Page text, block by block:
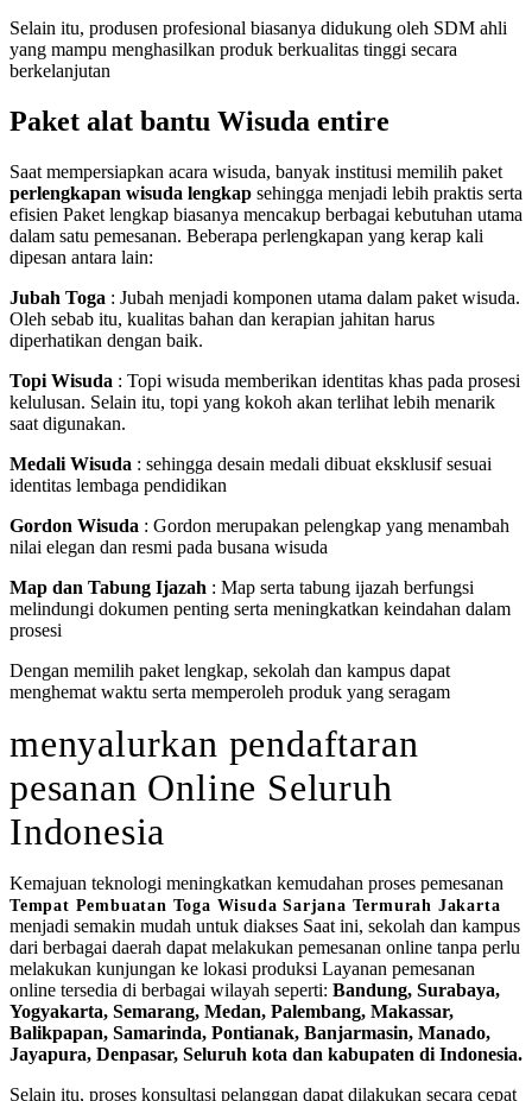
Selain itu, produsen profesional biasanya didukung oleh SDM ahli
yang mampu menghasilkan produk berkualitas tinggi secara
berkelanjutan
Paket alat bantu Wisuda entire
Saat mempersiapkan acara wisuda, banyak institusi memilih paket
perlengkapan wisuda lengkap sehingga menjadi lebih praktis serta
efisien Paket lengkap biasanya mencakup berbagai kebutuhan utama
dalam satu pemesanan. Beberapa perlengkapan yang kerap kali
dipesan antara lain:
Jubah Toga : Jubah menjadi komponen utama dalam paket wisuda.
Oleh sebab itu, kualitas bahan dan kerapian jahitan harus
diperhatikan dengan baik.
Topi Wisuda : Topi wisuda memberikan identitas khas pada prosesi
kelulusan. Selain itu, topi yang kokoh akan terlihat lebih menarik
saat digunakan.
Medali Wisuda : sehingga desain medali dibuat eksklusif sesuai
identitas lembaga pendidikan
Gordon Wisuda : Gordon merupakan pelengkap yang menambah
nilai elegan dan resmi pada busana wisuda
Map dan Tabung Ijazah : Map serta tabung ijazah berfungsi
melindungi dokumen penting serta meningkatkan keindahan dalam
prosesi
Dengan memilih paket lengkap, sekolah dan kampus dapat
menghemat waktu serta memperoleh produk yang seragam
menyalurkan pendaftaran
pesanan Online Seluruh
Indonesia
Kemajuan teknologi meningkatkan kemudahan proses pemesanan
Tempat Pembuatan Toga Wisuda Sarjana Termurah Jakarta
menjadi semakin mudah untuk diakses Saat ini, sekolah dan kampus
dari berbagai daerah dapat melakukan pemesanan online tanpa perlu
melakukan kunjungan ke lokasi produksi Layanan pemesanan
online tersedia di berbagai wilayah seperti: Bandung, Surabaya,
Yogyakarta, Semarang, Medan, Palembang, Makassar,
Balikpapan, Samarinda, Pontianak, Banjarmasin, Manado,
Jayapura, Denpasar, Seluruh kota dan kabupaten di Indonesia.
Selain itu, proses konsultasi pelanggan dapat dilakukan secara cepat